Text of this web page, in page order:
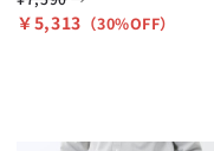
￥5,313 （30%OFF）